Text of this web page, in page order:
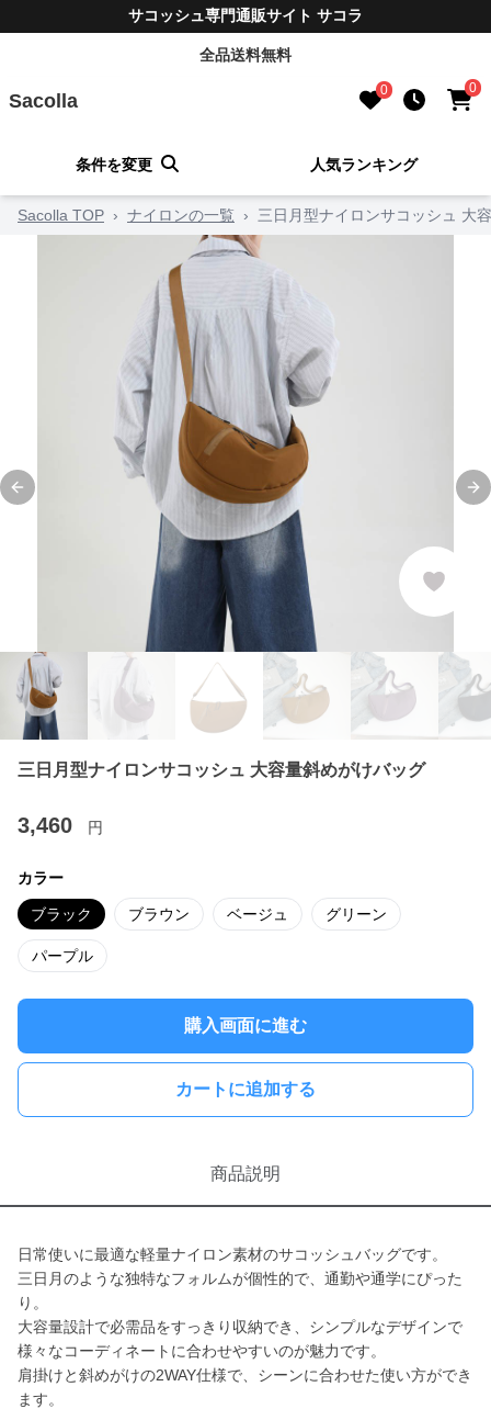
サコッシュ専門通販サイト サコラ
全品送料無料
Sacolla 0 0
条件を変更 人気ランキング
Sacolla TOP › ナイロンの一覧 › 三日月型ナイロンサコッシュ 大
Previous slide
三日月型ナイロンサコッシュ 大容量斜めがけバッグ
3,460 円
カラー
ブラック ブラウン ベージュ グリーン
パープル
購入画面に進む
カートに追加する
商品説明
日常使いに最適な軽量ナイロン素材のサコッシュバッグです。
三日月のような独特なフォルムが個性的で、通勤や通学にぴった
り。
大容量設計で必需品をすっきり収納でき、シンプルなデザインで
様々なコーディネートに合わせやすいのが魅力です。
肩掛けと斜めがけの2WAY仕様で、シーンに合わせた使い方ができ
ます。